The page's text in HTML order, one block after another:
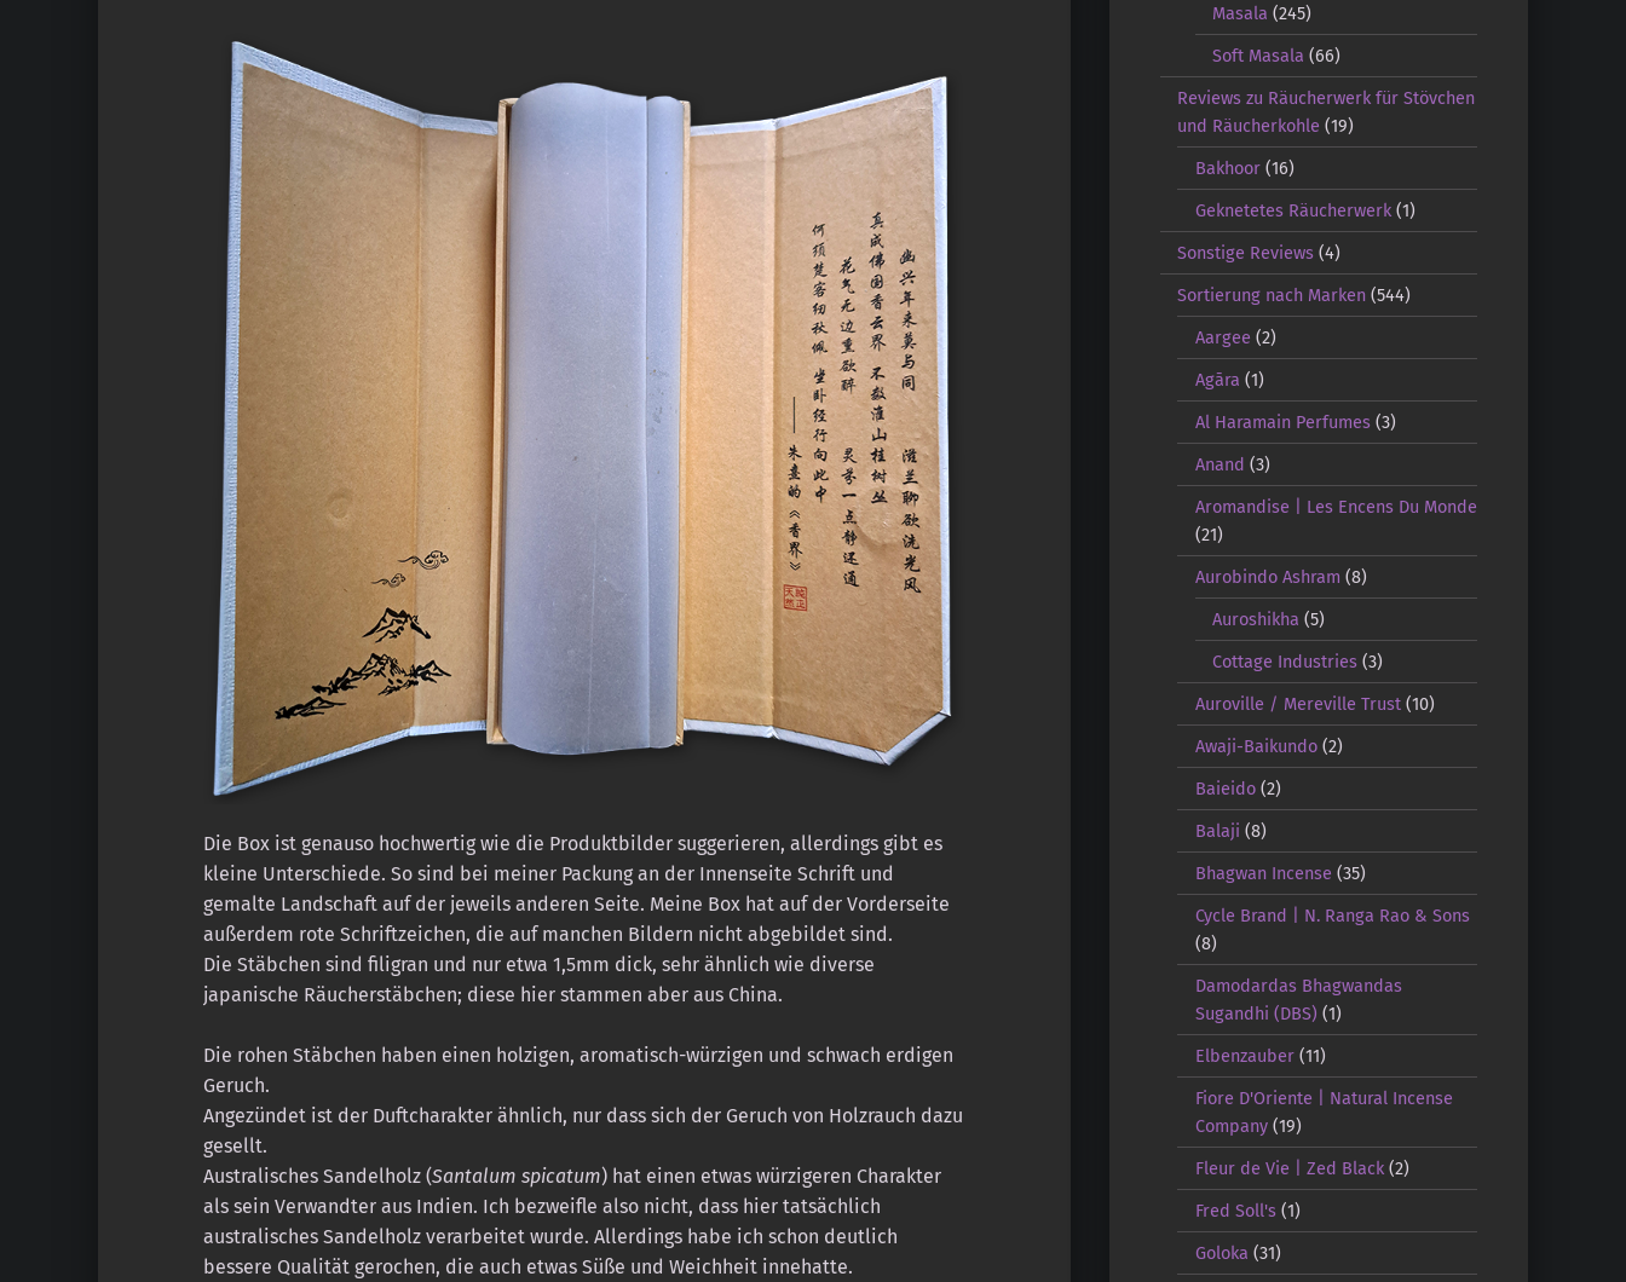
Die Box ist genauso hochwertig wie die Produktbilder suggerieren, allerdings gibt es
kleine Unterschiede. So sind bei meiner Packung an der Innenseite Schrift und
gemalte Landschaft auf der jeweils anderen Seite. Meine Box hat auf der Vorderseite
außerdem rote Schriftzeichen, die auf manchen Bildern nicht abgebildet sind.
Die Stäbchen sind filigran und nur etwa 1,5mm dick, sehr ähnlich wie diverse
japanische Räucherstäbchen; diese hier stammen aber aus China.
Die rohen Stäbchen haben einen holzigen, aromatisch-würzigen und schwach erdigen
Geruch.
Angezündet ist der Duftcharakter ähnlich, nur dass sich der Geruch von Holzrauch dazu
gesellt.
Australisches Sandelholz (Santalum spicatum) hat einen etwas würzigeren Charakter
als sein Verwandter aus Indien. Ich bezweifle also nicht, dass hier tatsächlich
australisches Sandelholz verarbeitet wurde. Allerdings habe ich schon deutlich
bessere Qualität gerochen, die auch etwas Süße und Weichheit innehatte.
Masala (245)
Soft Masala (66)
Reviews zu Räucherwerk für Stövchen
und Räucherkohle (19)
Bakhoor(16)
Geknetetes Räucherwerk(1)
Sonstige Reviews (4)
Sortierung nach Marken (544)
Aargee (2)
Agāra (1)
Al Haramain Perfumes(3)
Anand (3)
Aromandise | Les Encens Du Monde
(21)
Aurobindo Ashram (8)
Auroshikha (5)
Cottage Industries (3)
Auroville / Mereville Trust(10)
Awaji-Baikundo(2)
Baieido(2)
Balaji (8)
Bhagwan Incense (35)
Cycle Brand | N. Ranga Rao & Sons
(8)
Damodardas Bhagwandas
Sugandhi (DBS) (1)
Elbenzauber(11)
Fiore D'Oriente | Natural Incense
Company(19)
Fleur de Vie | Zed Black(2)
Fred Soll's(1)
Goloka (31)